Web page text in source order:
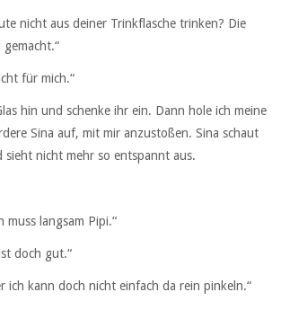
nicht aus deiner Trinkflasche trinken? Die
für mich.“
hin und schenke ihr ein. Dann hole ich meine
Sina auf, mit mir anzustoßen. Sina schaut
sieht nicht mehr so entspannt aus.
muss langsam Pipi.“
doch gut.“
ich kann doch nicht einfach da rein pinkeln.“